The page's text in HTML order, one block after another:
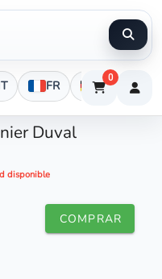
FR DE
0
Duval
disponible
COMPRAR